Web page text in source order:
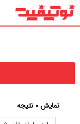
پرش
نمایش 0 نتیجه